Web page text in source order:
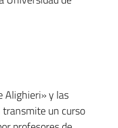
Alighieri» y las
transmite un curso